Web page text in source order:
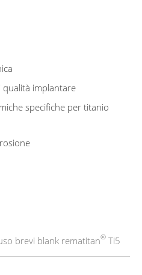
qualità implantare
specifiche per titanio
brevi blank rematitan® Ti5